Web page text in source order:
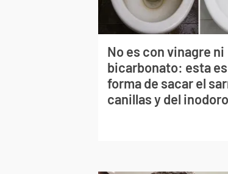
No es con vinagre ni
bicarbonato: esta es
forma de sacar el
canillas y del inodoro